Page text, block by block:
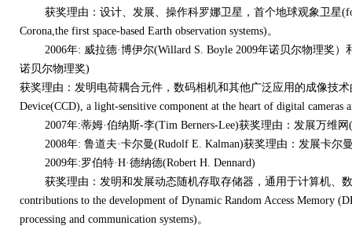
获奖理由：设计、发展、操作科罗娜卫星，首个地球观象卫星(for
Corona,the first space-based Earth observation systems)。
2006年: 威拉德·博伊尔(Willard S. Boyle 2009年诺贝尔物理奖）
诺贝尔物理奖)
获奖理由：发明电荷耦合元件，数码相机和其他广泛应用的成像技术
Device(CCD), a light-sensitive component at the heart of digital cameras
2007年:蒂姆·伯纳斯-李(Tim Berners-Lee)获奖理由：发展万维网
2008年: 鲁道夫·卡尔曼(Rudolf E. Kalman)获奖理由：发展卡尔曼
2009年:罗伯特·H·德纳德(Robert H. Dennard)
获奖理由：发明和发展动态随机存取存储器，通用于计算机、数
contributions to the development of Dynamic Random Access Memory
processing and communication systems)。